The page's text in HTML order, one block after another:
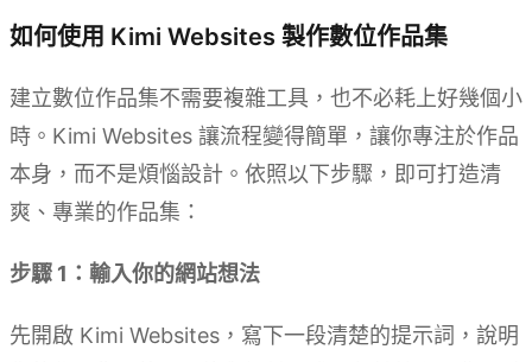
如何使用 Kimi Websites 製作數位作品集
建立數位作品集不需要複雜工具，也不必耗上好幾個小
時。Kimi Websites 讓流程變得簡單，讓你專注於作品
本身，而不是煩惱設計。依照以下步驟，即可打造清
爽、專業的作品集：
步驟 1：輸入你的網站想法
先開啟 Kimi Websites，寫下一段清楚的提示詞，說明